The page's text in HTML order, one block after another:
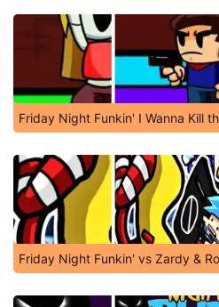
Friday Night Funkin' I Wanna Kill
Friday Night Funkin' vs Zardy &